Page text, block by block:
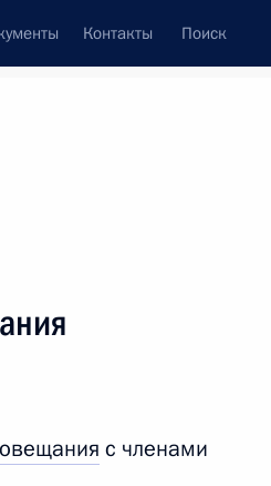
Контакты Поиск
с членами